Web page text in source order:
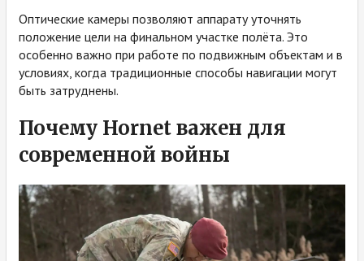
Оптические камеры позволяют аппарату уточнять
положение цели на финальном участке полёта. Это
особенно важно при работе по подвижным объектам и в
условиях, когда традиционные способы навигации могут
быть затруднены.
Почему Hornet важен для
современной войны